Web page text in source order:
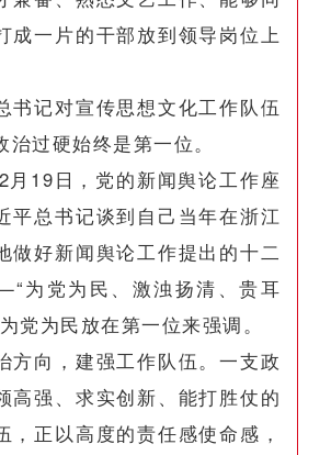
成一片的干部放到领导岗位上
记对宣传思想文化工作队伍
治过硬始终是第一位。
19日，党的新闻舆论工作座
平总书记谈到自己当年在浙江
做好新闻舆论工作提出的十二
为党为民、激浊扬清、贵耳
党为民放在第一位来强调。
向，建强工作队伍。一支政
高强、求实创新、能打胜仗的
，正以高度的责任感使命感，